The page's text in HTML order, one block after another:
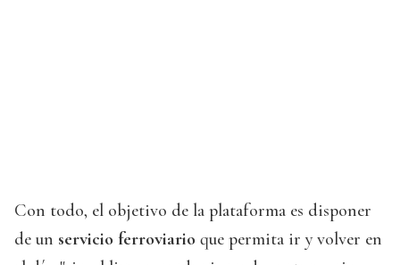
Con todo, el objetivo de la plataforma es disponer
de un servicio ferroviario que permita ir y volver en